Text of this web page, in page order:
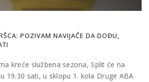
POZIVAM NAVIJAČE DA DOĐU,
kreće službena sezona, Split će na
19.30 sati, u sklopu 1. kola Druge ABA